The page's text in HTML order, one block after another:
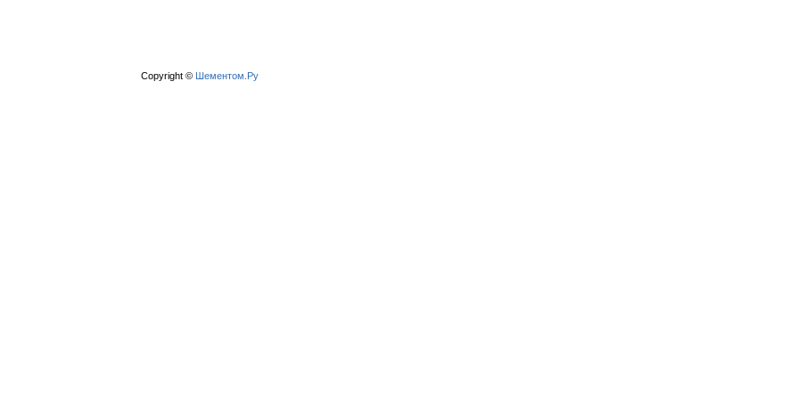
Copyright © Шементом.Ру